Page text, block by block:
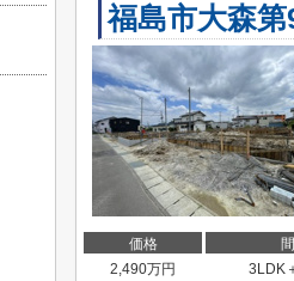
福島市大森
価格
2,490万円 3LDK